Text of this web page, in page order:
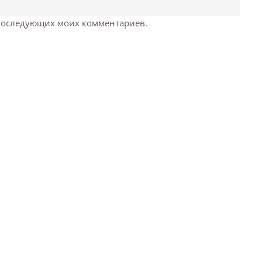
моих комментариев.